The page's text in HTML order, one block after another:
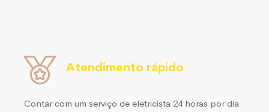
Atendimento rápido
Contar com um serviço de eletricista 24 horas por dia